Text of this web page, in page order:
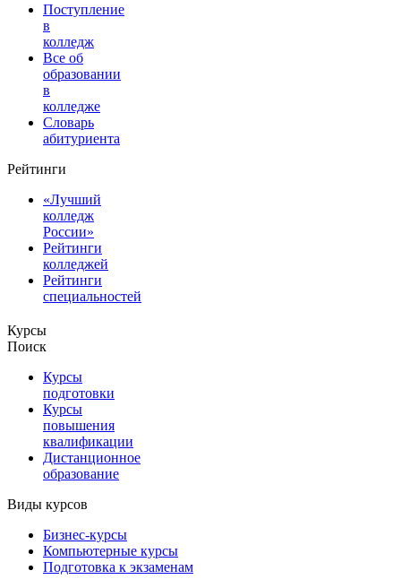
Поступление
в
колледж
Все об
образовании
в
колледже
Словарь
абитуриента
Рейтинги
«Лучший
колледж
России»
Рейтинги
колледжей
Рейтинги
специальностей
Курсы
Поиск
Курсы
подготовки
Курсы
повышения
квалификации
Дистанционное
образование
Виды курсов
Бизнес-курсы
Компьютерные курсы
Подготовка к экзаменам